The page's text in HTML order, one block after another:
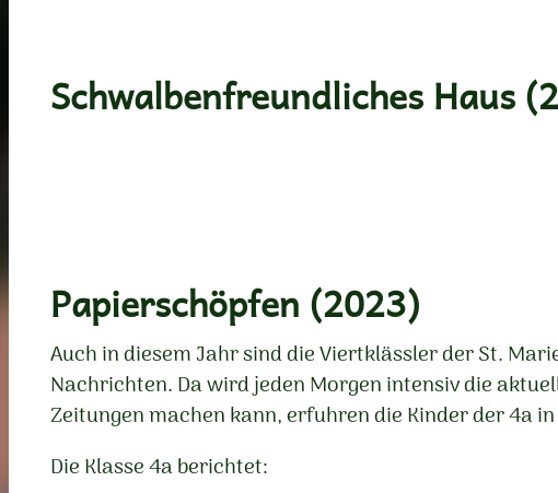
Schwalbenfreundliches Haus
Papierschöpfen (2023)
Auch in diesem Jahr sind die Viertklässler der St.
Nachrichten. Da wird jeden Morgen intensiv die
Zeitungen machen kann, erfuhren die Kinder der 4a
Die Klasse 4a berichtet: